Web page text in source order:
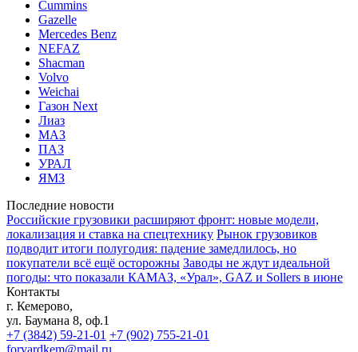
Cummins
Gazelle
Mercedes Benz
NEFAZ
Shacman
Volvo
Weichai
Газон Next
Лиаз
МАЗ
ПАЗ
УРАЛ
ЯМЗ
Последние новости
Российские грузовики расширяют фронт: новые модели,
локализация и ставка на спецтехнику Рынок грузовиков
подводит итоги полугодия: падение замедлилось, но
покупатели всё ещё осторожны Заводы не ждут идеальной
погоды: что показали КАМАЗ, «Урал», GAZ и Sollers в июне
Контакты
г. Кемерово,
ул. Баумана 8, оф.1
+7 (3842) 59-21-01 +7 (902) 755-21-01